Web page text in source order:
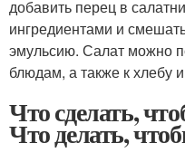
добавить перец в
ингредиентами и
эмульсию. Салат можно
блюдам, а также к хлебу
Что сделать,
Что делать,